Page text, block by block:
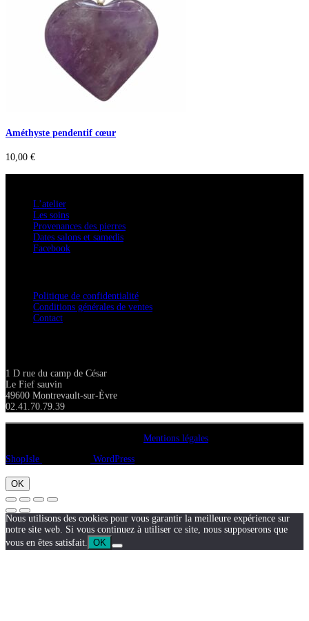
Améthyste pendentif cœur
10,00 €
L’atelier
Les soins
Provenances des pierres
Dates salons et samedis
Facebook
Politique de confidentialité
Conditions générales de ventes
Contact
1 D rue du camp de César
Le Fief sauvin
49600 Montrevault-sur-Èvre
02.41.70.79.39
Mentions légales
ShopIsle
WordPress
OK
Nous utilisons des cookies pour vous garantir la meilleure expérience sur
notre site web. Si vous continuez à utiliser ce site, nous supposerons que
vous en êtes satisfait.
OK